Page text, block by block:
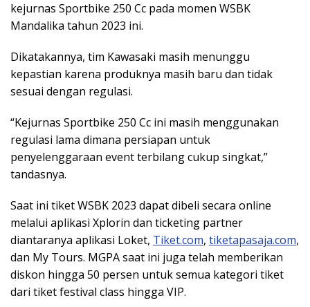
kejurnas Sportbike 250 Cc pada momen WSBK
Mandalika tahun 2023 ini.
Dikatakannya, tim Kawasaki masih menunggu
kepastian karena produknya masih baru dan tidak
sesuai dengan regulasi.
“Kejurnas Sportbike 250 Cc ini masih menggunakan
regulasi lama dimana persiapan untuk
penyelenggaraan event terbilang cukup singkat,”
tandasnya.
Saat ini tiket WSBK 2023 dapat dibeli secara online
melalui aplikasi Xplorin dan ticketing partner
diantaranya aplikasi Loket, Tiket.com, tiketapasaja.com,
dan My Tours. MGPA saat ini juga telah memberikan
diskon hingga 50 persen untuk semua kategori tiket
dari tiket festival class hingga VIP.